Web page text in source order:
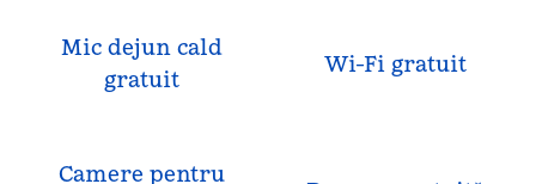
Mic dejun cald
gratuit
Wi-Fi gratuit
Camere pentru